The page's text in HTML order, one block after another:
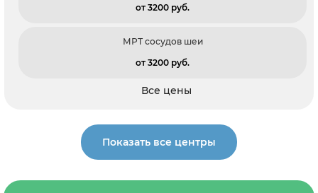
от 3200 pуб.
МРТ сосудов шеи
от 3200 pуб.
Все цены
Показать все центры